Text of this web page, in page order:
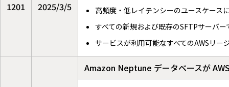
1201 2025/3/5
高頻度・低レイテンシーのユースケース
すべての新規および既存のSFTPサーバ
サービスが利用可能なすべてのAWSリー
Amazon Neptune データベースが